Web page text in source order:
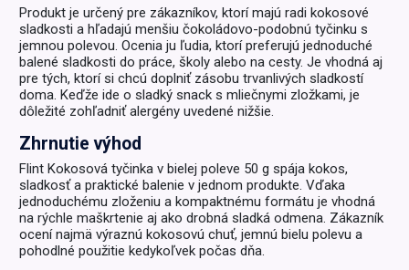
Produkt je určený pre zákazníkov, ktorí majú radi kokosové
sladkosti a hľadajú menšiu čokoládovo-podobnú tyčinku s
jemnou polevou. Ocenia ju ľudia, ktorí preferujú jednoduché
balené sladkosti do práce, školy alebo na cesty. Je vhodná aj
pre tých, ktorí si chcú doplniť zásobu trvanlivých sladkostí
doma. Keďže ide o sladký snack s mliečnymi zložkami, je
dôležité zohľadniť alergény uvedené nižšie.
Zhrnutie výhod
Flint Kokosová tyčinka v bielej poleve 50 g spája kokos,
sladkosť a praktické balenie v jednom produkte. Vďaka
jednoduchému zloženiu a kompaktnému formátu je vhodná
na rýchle maškrtenie aj ako drobná sladká odmena. Zákazník
ocení najmä výraznú kokosovú chuť, jemnú bielu polevu a
pohodlné použitie kedykoľvek počas dňa.